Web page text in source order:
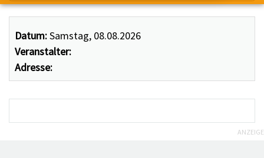
Datum:Samstag, 08.08.2026
Veranstalter:
Adresse:
ANZEIGE